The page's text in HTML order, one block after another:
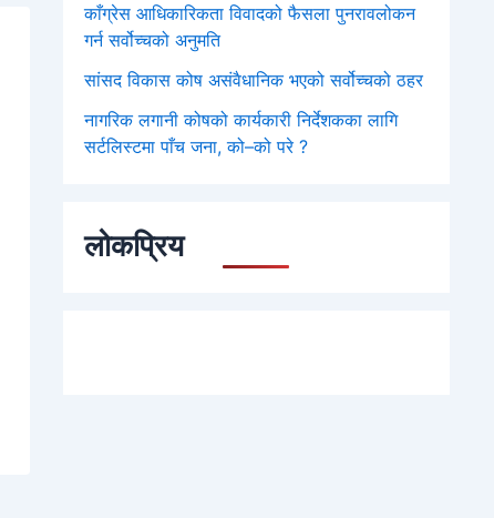
काँग्रेस आधिकारिकता विवादको फैसला पुनरावलोकन
गर्न सर्वोच्चको अनुमति
सांसद विकास कोष असंवैधानिक भएको सर्वोच्चको ठहर
नागरिक लगानी कोषको कार्यकारी निर्देशकका लागि
सर्टलिस्टमा पाँच जना, को–को परे ?
लोकप्रिय